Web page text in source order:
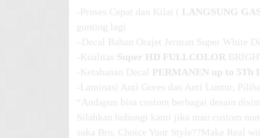
-Proses Cepat dan Kilat ( LANGSUNG
gunting lagi
–Decal Bahan Orajet Jerman Super White
-Kualitas Super HD FULLCOLOR
-Ketahanan Decal PERMANEN up to 5Th
-Laminasi Anti Gores dan Anti Luntur,
“Andapun bisa custom berbagai desain
Silahkan hubungi kami jika mau custom
suka Bro, Choice Your Style??Make Real